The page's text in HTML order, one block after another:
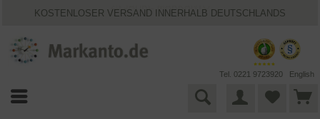
KOSTENLOSER VERSAND INNERHALB DEUTSCHLANDS
BESTPRICE-GARANTIE
Tel. 0221 9723920 English